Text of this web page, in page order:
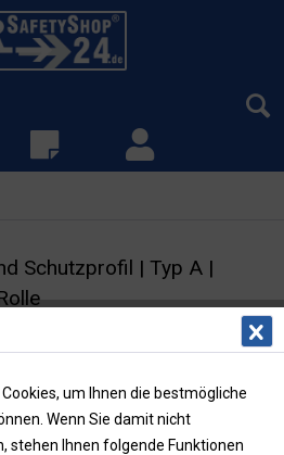
Schutzprofil | Typ A |
40/40 | selbstklebend
um Ihnen die bestmögliche
Wenn Sie damit nicht
stehen Ihnen folgende Funktionen